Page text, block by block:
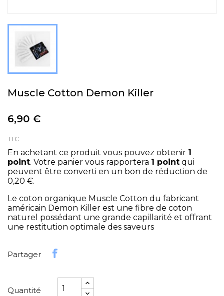
Muscle Cotton Demon Killer
6,90 €
TTC
En achetant ce produit vous pouvez obtenir 1
point. Votre panier vous rapportera 1 point qui
peuvent être converti en un bon de réduction de
0,20 €.
Le coton organique Muscle Cotton du fabricant
américain Demon Killer est une fibre de coton
naturel possédant une grande capillarité et offrant
une restitution optimale des saveurs
Partager
Quantité